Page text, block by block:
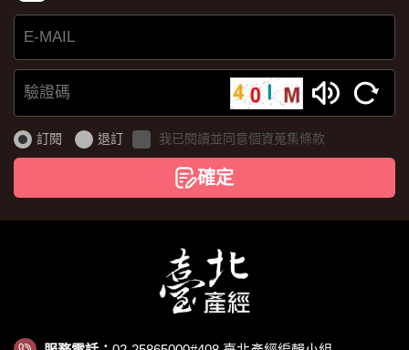
E-
MAIL
證
碼
訂閱 退訂 我已閱讀並同意個資蒐集條款
確定